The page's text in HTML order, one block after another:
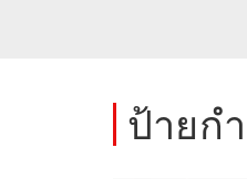
ป้ายก